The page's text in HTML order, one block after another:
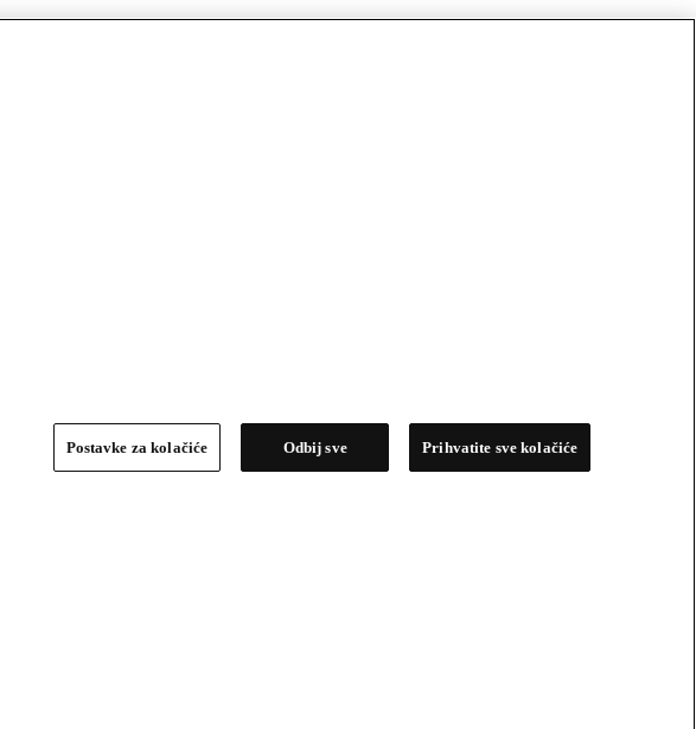
Postavke za kolačiće Odbij sve Prihvatite sve kolačiće